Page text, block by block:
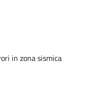
in zona sismica